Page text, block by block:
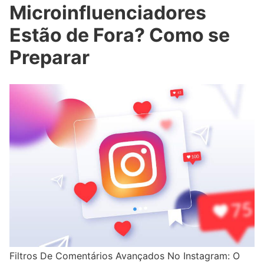
Microinfluenciadores
Estão de Fora? Como se
Preparar
Filtros De Comentários Avançados No Instagram: O